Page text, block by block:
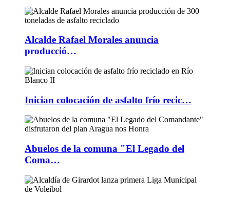
Alcalde Rafael Morales anuncia
producció…
Inician colocación de asfalto frío recic…
Abuelos de la comuna "El Legado del
Coma…